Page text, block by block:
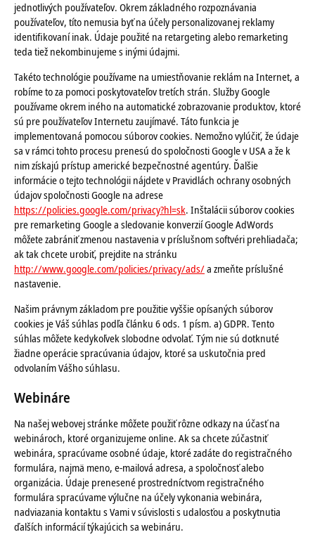
jednotlivých používateľov. Okrem základného rozpoznávania
používateľov, títo nemusia byť na účely personalizovanej reklamy
identifikovaní inak. Údaje použité na retargeting alebo remarketing
teda tiež nekombinujeme s inými údajmi.
Takéto technológie používame na umiestňovanie reklám na Internet, a
robíme to za pomoci poskytovateľov tretích strán. Služby Google
používame okrem iného na automatické zobrazovanie produktov, ktoré
sú pre používateľov Internetu zaujímavé. Táto funkcia je
implementovaná pomocou súborov cookies. Nemožno vylúčiť, že údaje
sa v rámci tohto procesu prenesú do spoločnosti Google v USA a že k
nim získajú prístup americké bezpečnostné agentúry. Ďalšie
informácie o tejto technológii nájdete v Pravidlách ochrany osobných
údajov spoločnosti Google na adrese
https://policies.google.com/privacy?hl=sk. Inštalácii súborov cookies
pre remarketing Google a sledovanie konverzií Google AdWords
môžete zabrániť zmenou nastavenia v príslušnom softvéri prehliadača;
ak tak chcete urobiť, prejdite na stránku
http://www.google.com/policies/privacy/ads/a zmeňte príslušné
nastavenie.
Našim právnym základom pre použitie vyššie opísaných súborov
cookies je Váš súhlas podľa článku 6 ods. 1 písm. a) GDPR. Tento
súhlas môžete kedykoľvek slobodne odvolať. Tým nie sú dotknuté
žiadne operácie spracúvania údajov, ktoré sa uskutočnia pred
odvolaním Vášho súhlasu.
Webináre
Na našej webovej stránke môžete použiť rôzne odkazy na účasť na
webinároch, ktoré organizujeme online. Ak sa chcete zúčastniť
webinára, spracúvame osobné údaje, ktoré zadáte do registračného
formulára, najmä meno, e-mailová adresa, a spoločnosť alebo
organizácia. Údaje prenesené prostredníctvom registračného
formulára spracúvame výlučne na účely vykonania webinára,
nadviazania kontaktu s Vami v súvislosti s udalosťou a poskytnutia
ďalších informácií týkajúcich sa webináru.